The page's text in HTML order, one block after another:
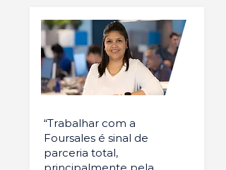
“Trabalhar com a
Foursales é sinal de
parceria total,